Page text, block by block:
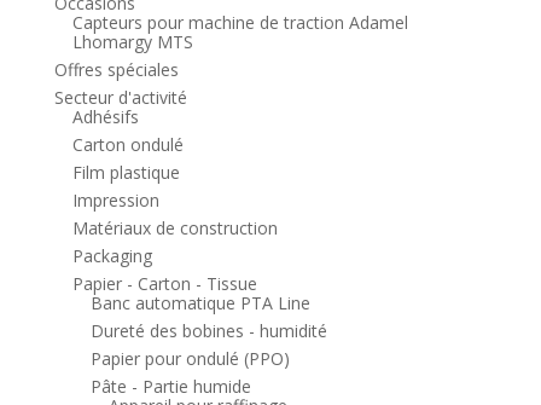
Capteurs pour machine de traction Adamel
Lhomargy MTS
Offres spéciales
Secteur d'activité
Adhésifs
Carton ondulé
Film plastique
Impression
Matériaux de construction
Packaging
Papier - Carton - Tissue
Banc automatique PTA Line
Dureté des bobines - humidité
Papier pour ondulé (PPO)
Pâte - Partie humide